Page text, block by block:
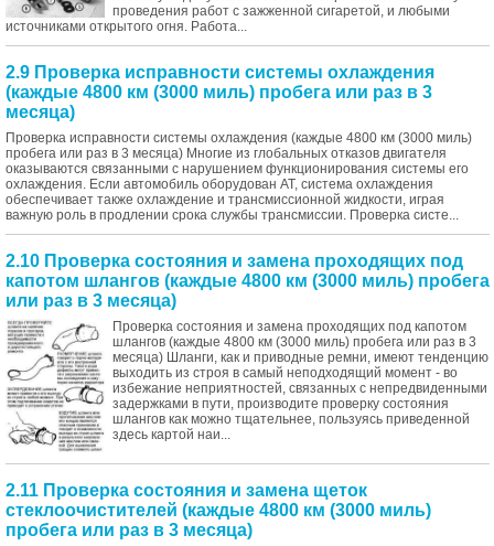
проведения работ с зажженной сигаретой, и любыми
источниками открытого огня. Работа...
2.9 Проверка исправности системы охлаждения
(каждые 4800 км (3000 миль) пробега или раз в 3
месяца)
Проверка исправности системы охлаждения (каждые 4800 км (3000 миль)
пробега или раз в 3 месяца) Многие из глобальных отказов двигателя
оказываются связанными с нарушением функционирования системы его
охлаждения. Если автомобиль оборудован АТ, система охлаждения
обеспечивает также охлаждение и трансмиссионной жидкости, играя
важную роль в продлении срока службы трансмиссии. Проверка систе...
2.10 Проверка состояния и замена проходящих под
капотом шлангов (каждые 4800 км (3000 миль) пробега
или раз в 3 месяца)
Проверка состояния и замена проходящих под капотом
шлангов (каждые 4800 км (3000 миль) пробега или раз в 3
месяца) Шланги, как и приводные ремни, имеют тенденцию
выходить из строя в самый неподходящий момент - во
избежание неприятностей, связанных с непредвиденными
задержками в пути, производите проверку состояния
шлангов как можно тщательнее, пользуясь приведенной
здесь картой наи...
2.11 Проверка состояния и замена щеток
стеклоочистителей (каждые 4800 км (3000 миль)
пробега или раз в 3 месяца)